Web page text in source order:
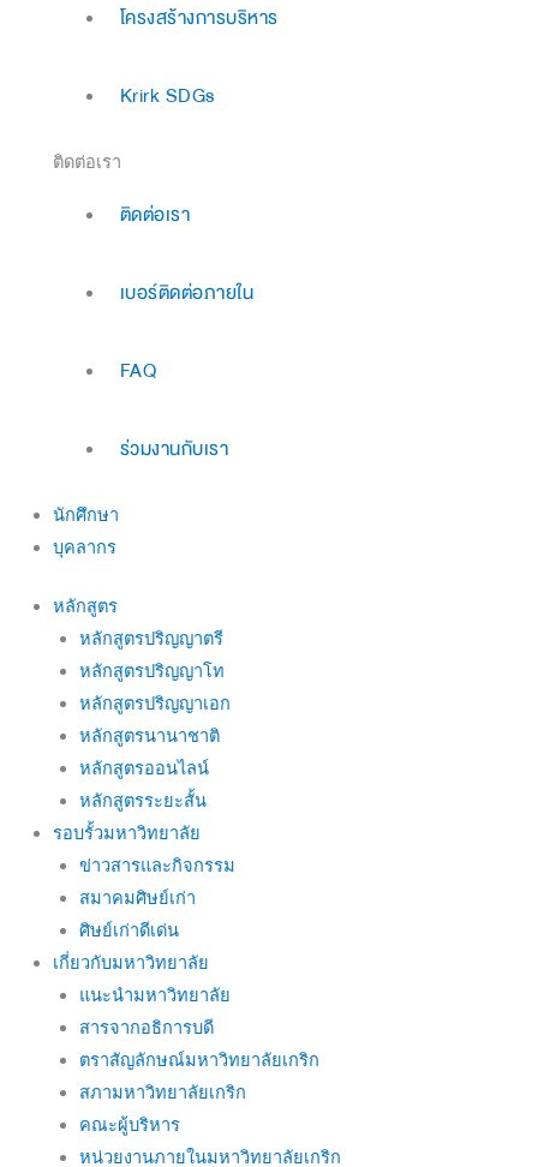
โครงสร้างการบริหาร
Krirk SDGs
ติดต่อเรา
ติดต่อเรา
เบอร์ติดต่อภายใน
FAQ
ร่วมงานกับเรา
นักศึกษา
บุคลากร
หลักสูตร
หลักสูตรปริญญาตรี
หลักสูตรปริญญาโท
หลักสูตรปริญญาเอก
หลักสูตรนานาชาติ
หลักสูตรออนไลน์
หลักสูตรระยะสั้น
รอบรั้วมหาวิทยาลัย
ข่าวสารและกิจกรรม
สมาคมศิษย์เก่า
ศิษย์เก่าดีเด่น
เกี่ยวกับมหาวิทยาลัย
แนะนำมหาวิทยาลัย
สารจากอธิการบดี
ตราสัญลักษณ์มหาวิทยาลัยเกริก
สภามหาวิทยาลัยเกริก
คณะผู้บริหาร
หน่วยงานภายในมหาวิทยาลัยเกริก